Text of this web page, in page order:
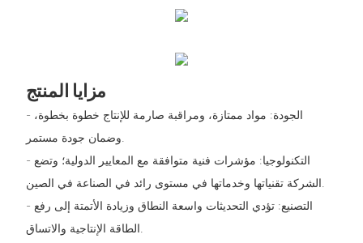
مزايا المنتج
- الجودة: مواد ممتازة، ومراقبة صارمة للإنتاج خطوة بخطوة،
- التكنولوجيا: مؤشرات فنية متوافقة مع المعايير الدولية؛ وتضع
- التصنيع: تؤدي التحديثات واسعة النطاق وزيادة الأتمتة إلى رفع